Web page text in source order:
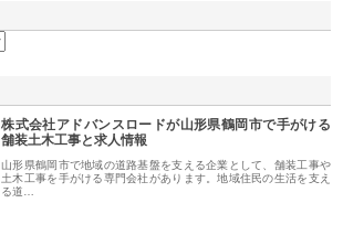
株式会社アドバンスロードが山形県鶴岡市で手がける
舗装土木工事と求人情報
山形県鶴岡市で地域の道路基盤を支える企業として、舗装工事や
土木工事を手がける専門会社があります。地域住民の生活を支え
る道…